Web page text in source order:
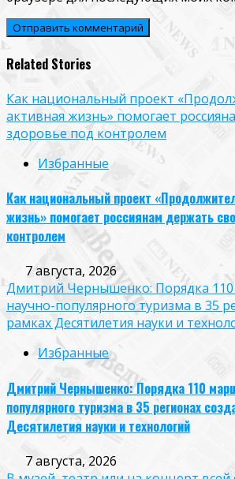
Related Stories
Как национальный проект
активная жизнь» помогает
здоровье под контролем
Избранные
Как национальный проект
жизнь» помогает россиянам держать
контролем
7 августа, 2026
Дмитрий Чернышенко: Порядка
научно-популярного туризма в 35
рамках Десятилетия науки и
Избранные
Дмитрий Чернышенко: Порядка 110
популярного туризма в 35 регионах
Десятилетия науки и технологий
7 августа, 2026